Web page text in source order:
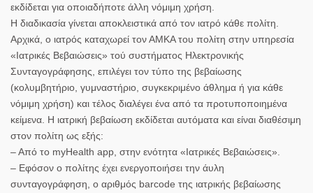
εκδίδεται για οποιαδήποτε άλλη νόμιμη χρήση.
Η διαδικασία γίνεται αποκλειστικά από τον ιατρό κάθε πολίτη.
Αρχικά, ο ιατρός καταχωρεί τον ΑΜΚΑ του πολίτη στην υπηρεσία
«Ιατρικές Βεβαιώσεις» τού συστήματος Ηλεκτρονικής
Συνταγογράφησης, επιλέγει τον τύπο της βεβαίωσης
(κολυμβητήριο, γυμναστήριο, συγκεκριμένο άθλημα ή για κάθε
νόμιμη χρήση) και τέλος διαλέγει ένα από τα προτυποποιημένα
κείμενα. Η ιατρική βεβαίωση εκδίδεται αυτόματα και είναι διαθέσιμη
στον πολίτη ως εξής:
– Από το myHealth app, στην ενότητα «Ιατρικές Βεβαιώσεις».
– Εφόσον ο πολίτης έχει ενεργοποιήσει την άυλη
συνταγογράφηση, ο αριθμός barcode της ιατρικής βεβαίωσης